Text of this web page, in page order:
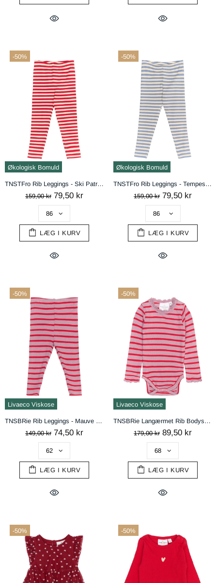
-50%
Økologisk Bomuld
TNSTFro Rib Leggings - Ski Patrol Striped
159,00 kr 79,50 kr
LÆG I KURV
-50%
Økologisk Bomuld
TNSTFro Rib Leggings - Tempest Striped
159,00 kr 79,50 kr
LÆG I KURV
-50%
Livaeco Viskose
TNSBRie Rib Leggings - Mauve Shadows Striped
149,00 kr 74,50 kr
LÆG I KURV
-50%
Livaeco Viskose
TNSBRie Langærmet Rib Bodystocking - Mauve Shadows Striped
179,00 kr 89,50 kr
LÆG I KURV
-50% -50%